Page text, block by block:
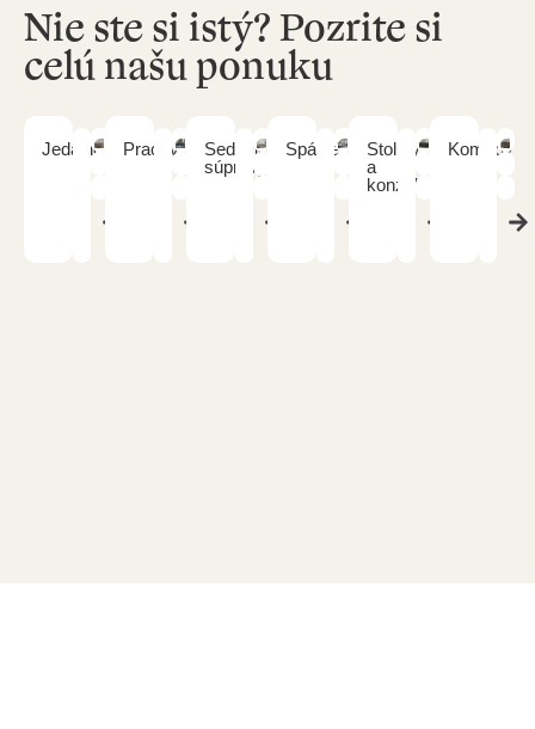
Nie ste si istý? Pozrite si
celú našu ponuku
Jedálne Pracovne
Sedacie
súpravy
Spálne
Stolíky
a
konzoly
Komody